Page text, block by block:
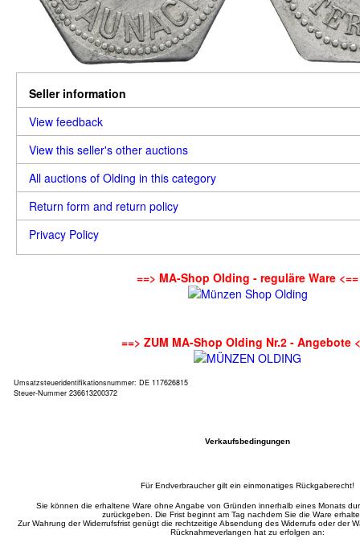
Seller information
View feedback
View this seller's other auctions
All auctions of Olding in this category
Return form and return policy
Privacy Policy
==> MA-Shop Olding - reguläre Ware <==
==> ZUM MA-Shop Olding Nr.2 - Angebote
Umsatzsteueridentifikationsnummer: DE 117626815
Steuer-Nummer 236613200372
Verkaufsbedingungen
Für Endverbraucher gilt ein einmonatiges Rückgaberecht!
Sie können die erhaltene Ware ohne Angabe von Gründen innerhalb eines Monats
zurückgeben. Die Frist beginnt am Tag nachdem Sie die Ware
Zur Wahrung der Widerrufsfrist genügt die rechtzeitige Absendung des Widerrufs oder der
Rücknahmeverlangen hat zu erfolgen an: